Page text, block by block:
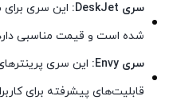
سری DeskJet:
این سری
شده است و قیمت مناسبی
سری Envy:
این سری
قابلیت‌های پیشرفته برای